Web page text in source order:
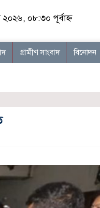
০৮:৩০ পূর্বাহ্ন
গ্রামীণ সাংবাদ বিনোদন